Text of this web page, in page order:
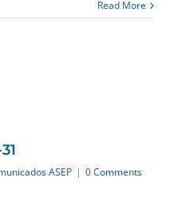
Read More
ASEP | 0 Comments